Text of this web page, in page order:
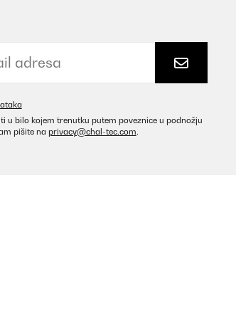
u bilo kojem trenutku putem poveznice u podnožju
pišite na privacy@chal-tec.com.